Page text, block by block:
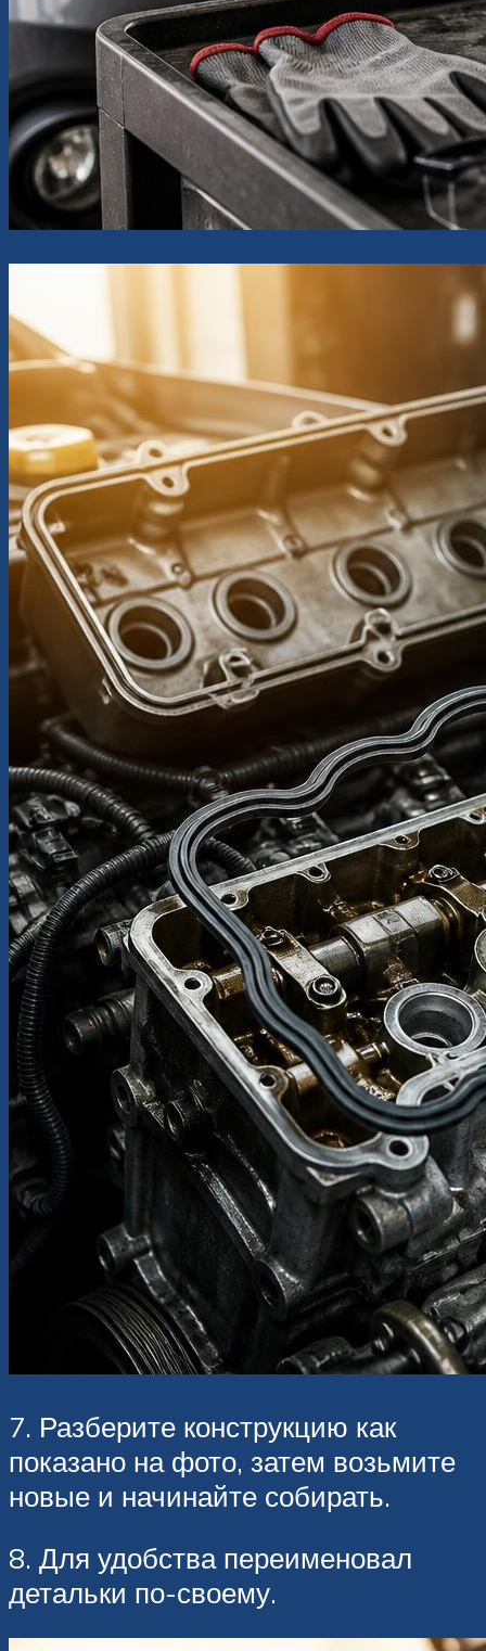
7. Разберите конструкцию как
показано на фото, затем возьмите
новые и начинайте собирать.
8. Для удобства переименовал
детальки по-своему.